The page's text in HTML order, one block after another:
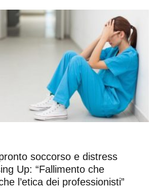
soccorso e distress
Up: “Fallimento che
l’etica dei professionisti”